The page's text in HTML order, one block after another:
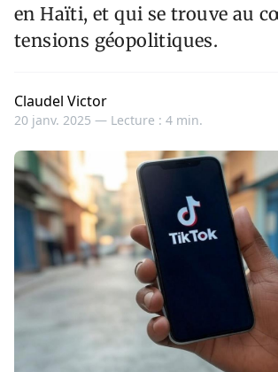
en Haïti, et qui se trouve au
tensions géopolitiques.
Claudel Victor
20 janv. 2025 — Lecture : 4 min.